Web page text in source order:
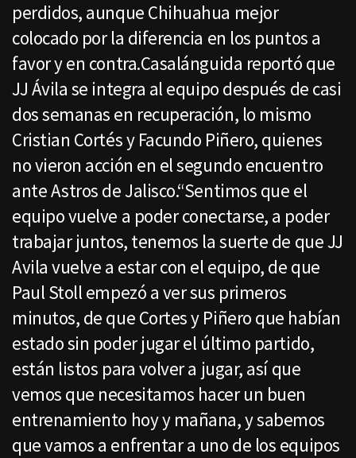
perdidos, aunque Chihuahua mejor
colocado por la diferencia en los puntos a
favor y en contra.Casalánguida reportó que
JJ Ávila se integra al equipo después de casi
dos semanas en recuperación, lo mismo
Cristian Cortés y Facundo Piñero, quienes
no vieron acción en el segundo encuentro
ante Astros de Jalisco.“Sentimos que el
equipo vuelve a poder conectarse, a poder
trabajar juntos, tenemos la suerte de que JJ
Avila vuelve a estar con el equipo, de que
Paul Stoll empezó a ver sus primeros
minutos, de que Cortes y Piñero que habían
estado sin poder jugar el último partido,
están listos para volver a jugar, así que
vemos que necesitamos hacer un buen
entrenamiento hoy y mañana, y sabemos
que vamos a enfrentar a uno de los equipos